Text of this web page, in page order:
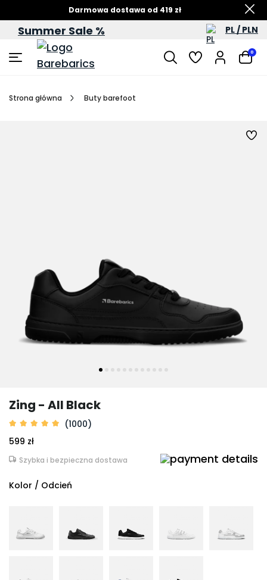
Darmowa dostawa od 419 zł
Letnia wyprzedaż – do -60%
Summer Sale % PL / PLN
0
Strona główna Buty barefoot
Zing - All Black
(1000)
599 zł
Szybka i bezpieczna dostawa
Kolor / Odcień